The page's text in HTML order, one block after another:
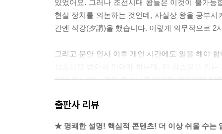
- 3세 때부터 책을 줄줄 읽었던 신동
- 거식증에 걸린 인종이 단식을 한 이유는?
【 제13대 명종 】
도망간 고양이. 백성을 버리고 도망간 임금·277
있었어요. 그러나 조선시대 왕들은 이것이 불가
현실 정치를 의논하는 것인데, 사실상 왕을 공부
간엔 석강(夕講)을 했습니다. 이렇게 의무적으로 2
그리고 문안 인사 이후 개인 시간에도 일을 해야
문을 읽는다는 것은 오늘날로 따지면 인터넷에 달
도전의 전략이라고 볼 수 있답니다.
출판사 리뷰
★ 명쾌한 설명! 핵심적 콘텐츠! 더 이상 쉬울 수는